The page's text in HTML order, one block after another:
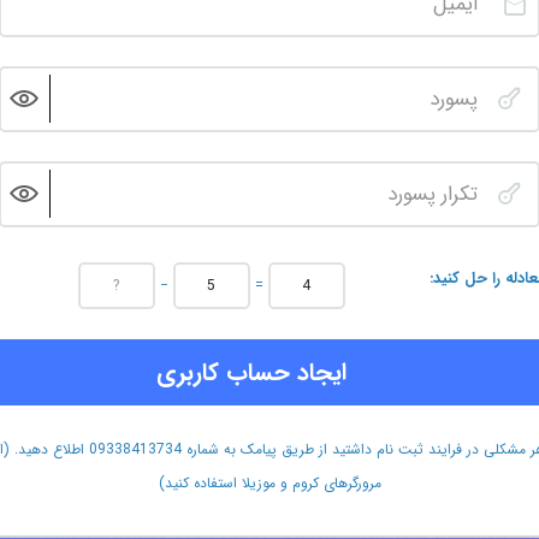
را حل کنید − =
ایجاد حساب کاربری
هر مشکلی در فرایند ثبت نام داشتید از طریق پیامک به شماره 09338413734 اطلاع
مرورگرهای کروم و موزیلا استفاده کنید)